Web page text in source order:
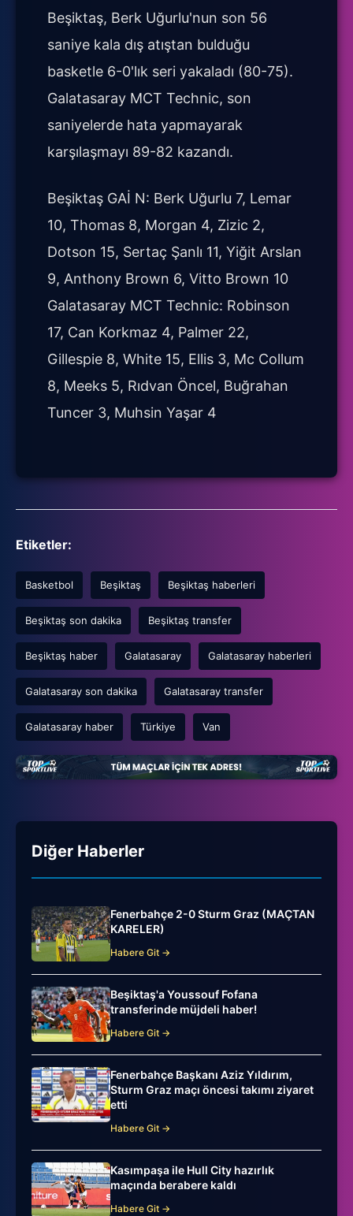
Beşiktaş, Berk Uğurlu'nun son 56
saniye kala dış atıştan bulduğu
basketle 6-0'lık seri yakaladı (80-75).
Galatasaray MCT Technic, son
saniyelerde hata yapmayarak
karşılaşmayı 89-82 kazandı.
Beşiktaş GAİ N: Berk Uğurlu 7, Lemar
10, Thomas 8, Morgan 4, Zizic 2,
Dotson 15, Sertaç Şanlı 11, Yiğit Arslan
9, Anthony Brown 6, Vitto Brown 10
Galatasaray MCT Technic: Robinson
17, Can Korkmaz 4, Palmer 22,
Gillespie 8, White 15, Ellis 3, Mc Collum
8, Meeks 5, Rıdvan Öncel, Buğrahan
Tuncer 3, Muhsin Yaşar 4
Etiketler:
Basketbol Beşiktaş Beşiktaş haberleri
Beşiktaş son dakika Beşiktaş transfer
Beşiktaş haber Galatasaray Galatasaray haberleri
Galatasaray son dakika Galatasaray transfer
Galatasaray haber Türkiye Van
Diğer Haberler
Fenerbahçe 2-0 Sturm Graz (MAÇTAN
KARELER)
Habere Git →
Beşiktaş'a Youssouf Fofana
transferinde müjdeli haber!
Habere Git →
Fenerbahçe Başkanı Aziz Yıldırım,
Sturm Graz maçı öncesi takımı ziyaret
etti
Habere Git →
Kasımpaşa ile Hull City hazırlık
maçında berabere kaldı
Habere Git →